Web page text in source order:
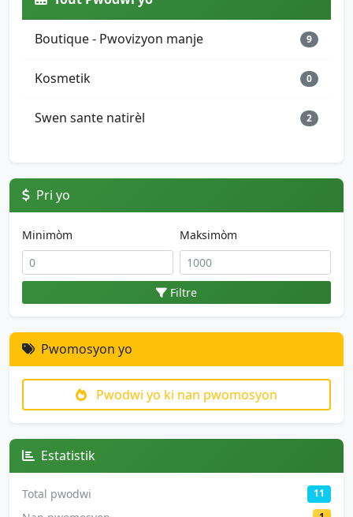
Boutique - Pwovizyon manje 9
Kosmetik 0
Swen sante natirèl 2
Pri yo
Minimòm Maksimòm
Filtre
Pwomosyon yo
Pwodwi yo ki nan pwomosyon
Estatistik
Total pwodwi 11